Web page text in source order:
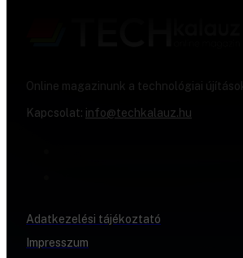
Online magazinunk a technológiai
Kapcsolat: info@techkalauz.hu
Adatkezelési tájékoztató
Impresszum